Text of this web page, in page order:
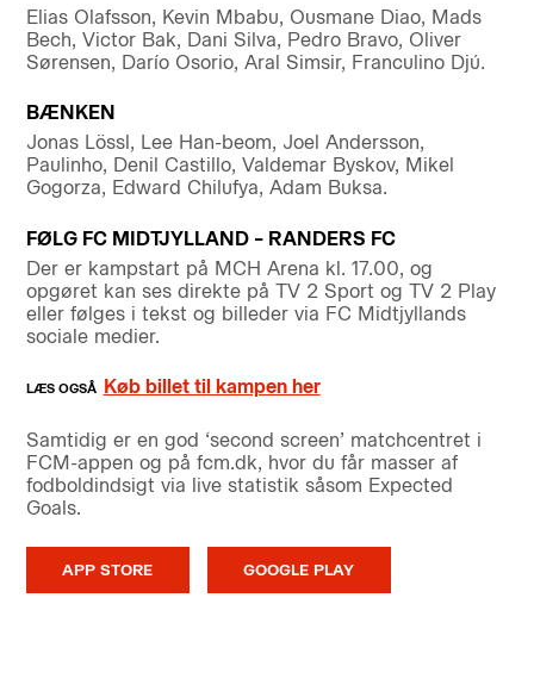
Elias Olafsson, Kevin Mbabu, Ousmane Diao, Mads
Bech, Victor Bak, Dani Silva, Pedro Bravo, Oliver
Sørensen, Darío Osorio, Aral Simsir, Franculino Djú.
BÆNKEN
Jonas Lössl, Lee Han-beom, Joel Andersson,
Paulinho, Denil Castillo, Valdemar Byskov, Mikel
Gogorza, Edward Chilufya, Adam Buksa.
FØLG FC MIDTJYLLAND – RANDERS FC
Der er kampstart på MCH Arena kl. 17.00, og
opgøret kan ses direkte på TV 2 Sport og TV 2 Play
eller følges i tekst og billeder via FC Midtjyllands
sociale medier.
Køb billet til kampen her
Samtidig er en god ‘second screen’ matchcentret i
FCM-appen og på fcm.dk, hvor du får masser af
fodboldindsigt via live statistik såsom Expected
Goals.
APP STORE GOOGLE PLAY